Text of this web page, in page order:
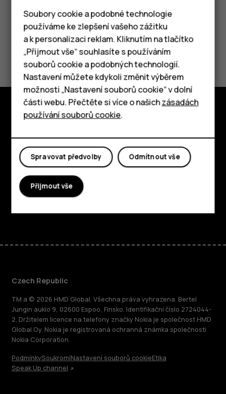
Chytré telefony
Tlačítkové telefony
Tablety
Pomohlo vám to?
Ano Ne
Prozkoumat
O nás
Planet and people
Podpora
Czech Republic
TM a © 2026 HMD Global. Všechna práva vyhrazena. Bertel
Jungin aukio 9, 02600 Espoo, Finsko. Identifikační číslo 2724044-
2. Držitelem licence na telefony značky Nokia je společnost HMD
Global Oy. Nokia je registrovaná ochranná známka společnosti
Nokia Corporation.
PodmínkySoukromíNastavení souborů cookieEtika
Speak Up channel
Soubory cookie a podobné technologie
používáme ke zlepšení vašeho zážitku
a k personalizaci reklam. Kliknutím na tlačítko
„Přijmout vše“ souhlasíte s používáním
souborů cookie a podobných technologií.
Nastavení můžete kdykoli změnit výběrem
možnosti „Nastavení souborů cookie“ v dolní
části webu. Přečtěte si více o našichzásadách
používání souborů cookie.
Odmítnout vše
Spravovat předvolby
Přijmout vše